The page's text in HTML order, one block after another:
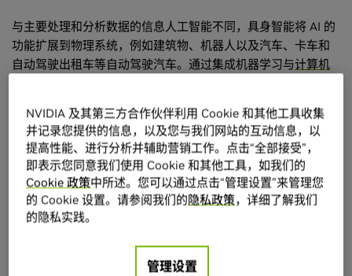
与主要处理和分析数据的信息人工智能不同，具身智能将 AI 的
功能扩展到物理系统，例如建筑物、机器人以及汽车、卡车和
自动驾驶出租车等自动驾驶汽车。通过集成机器学习与计算机
当前研究正在不断突破具身智能的极限，推动打造更加复杂的
技术架构和更广泛的通用场景。
构建具身智能需要哪些条件？
的支持下才能实现。
NVIDIA 及其第三方合作伙伴利用 Cookie 和其他工具收集
并记录您提供的信息，以及您与我们网站的互动信息，以
提高性能、进行分析并辅助营销工作。点击“全部接受”，
即表示您同意我们使用 Cookie 和其他工具，如我们的
Cookie 政策中所述。您可以通过点击“管理设置”来管理您
的 Cookie 设置。请参阅我们的隐私政策，详细了解我们
的隐私实践。
管理设置